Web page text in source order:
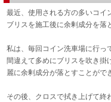
最近、使用される方の多いコイ
ブリスを施工後に余剰成分を
私は、毎回コイン洗車場に行っ
間違えて多めにブリスを吹き掛
麗に余剰成分が落とすことがで
その後、クロスで拭き上げて終